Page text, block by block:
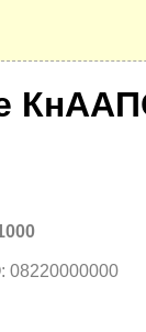
08220000000